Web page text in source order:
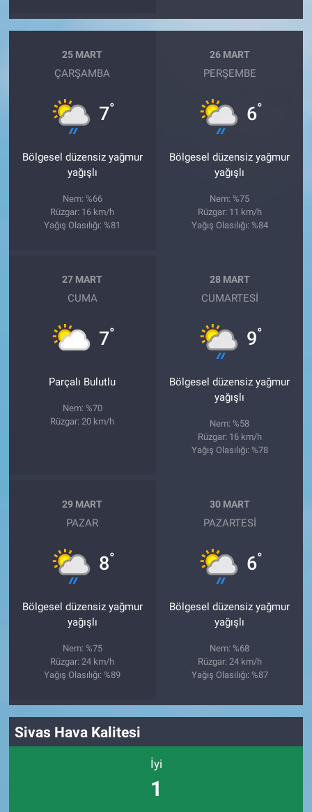
25 MART
ÇARŞAMBA
7°
Bölgesel düzensiz yağmur
yağışlı
Nem: %66
Rüzgar: 16 km/h
Yağış Olasılığı: %81
26 MART
PERŞEMBE
6°
Bölgesel düzensiz yağmur
yağışlı
Nem: %75
Rüzgar: 11 km/h
Yağış Olasılığı: %84
27 MART
CUMA
7°
Parçalı Bulutlu
Nem: %70
Rüzgar: 20 km/h
28 MART
CUMARTESI
9°
Bölgesel düzensiz yağmur
yağışlı
Nem: %58
Rüzgar: 16 km/h
Yağış Olasılığı: %78
29 MART
PAZAR
8°
Bölgesel düzensiz yağmur
yağışlı
Nem: %75
Rüzgar: 24 km/h
Yağış Olasılığı: %89
30 MART
PAZARTESI
6°
Bölgesel düzensiz yağmur
yağışlı
Nem: %68
Rüzgar: 24 km/h
Yağış Olasılığı: %87
Sivas Hava Kalitesi
İyi
1